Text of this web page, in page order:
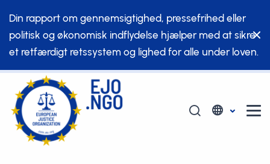
Din rapport om gennemsigtighed, pressefrihed eller
politisk og økonomisk indflydelse hjælper med at sikre
et retfærdigt retssystem og lighed for alle under loven.